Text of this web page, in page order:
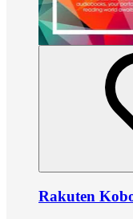
Rakuten